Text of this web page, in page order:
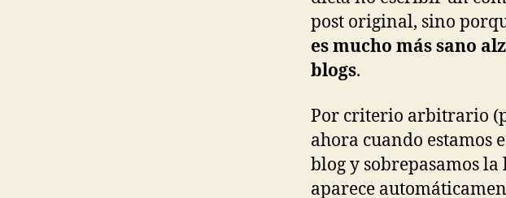
post original, sino
es mucho más sano
blogs.
Por criterio arbitrario
ahora cuando estamos
blog y sobrepasamos
aparece